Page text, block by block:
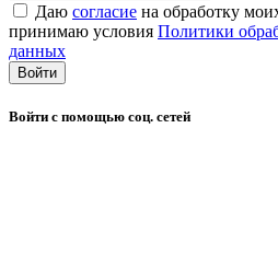
Даю согласие на обработку
принимаю условия Политики
данных
Войти
Войти с помощью соц. сетей